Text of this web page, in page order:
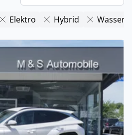
Elektro Hybrid